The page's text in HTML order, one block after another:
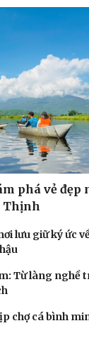
phá vẻ đẹp
Thịnh
lưu giữ ký ức
Từ làng nghề
chợ cá bình